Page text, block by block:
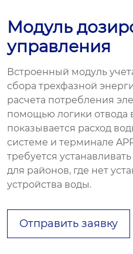
Модуль
управления
Встроенный модуль
сбора трехфазной
расчета потребления
помощью логики отвода
показывается расход
системе и терминале
требуется
для районов, где нет
устройства воды.
Отправить заявку